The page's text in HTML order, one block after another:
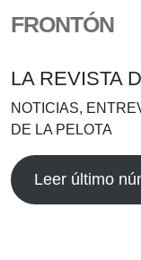
FRONTÓN
LA REVISTA
NOTICIAS,
DE LA PELOTA
Leer último